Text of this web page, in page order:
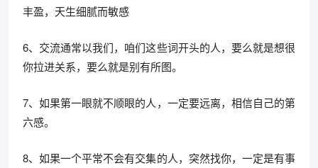
丰盈，天生细腻而敏感
6、交流通常以我们，咱们这些词开头的人，要么就是想很
你拉进关系，要么就是别有所图。
7、如果第一眼就不顺眼的人，一定要远离，相信自己的第
六感。
8、如果一个平常不会有交集的人，突然找你，一定是有事